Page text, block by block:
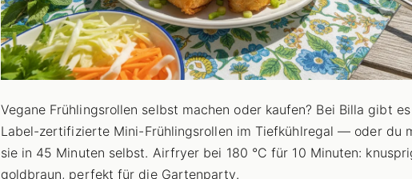
Vegane Frühlingsrollen selbst machen oder kaufen? Bei Billa gibt
Label-zertifizierte Mini-Frühlingsrollen im Tiefkühlregal — oder du
sie in 45 Minuten selbst. Airfryer bei 180 °C für 10 Minuten:
goldbraun, perfekt für die Gartenparty.